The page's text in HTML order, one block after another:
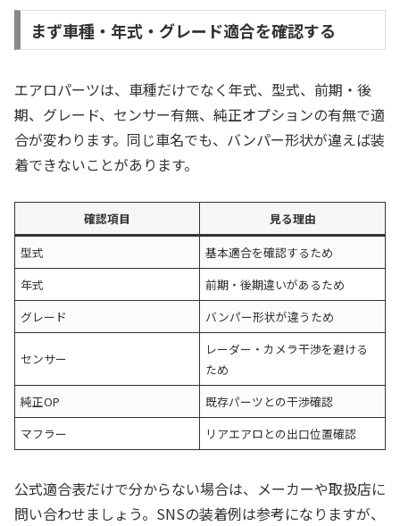
まず車種・年式・グレード適合を確認する
エアロパーツは、車種だけでなく年式、型式、前期・後
期、グレード、センサー有無、純正オプションの有無で適
合が変わります。同じ車名でも、バンパー形状が違えば装
着できないことがあります。
確認項目
見る理由
型式
基本適合を確認するため
年式
前期・後期違いがあるため
グレード
バンパー形状が違うため
センサー
レーダー・カメラ干渉を避ける
ため
純正OP
既存パーツとの干渉確認
マフラー
リアエアロとの出口位置確認
公式適合表だけで分からない場合は、メーカーや取扱店に
問い合わせましょう。SNSの装着例は参考になりますが、